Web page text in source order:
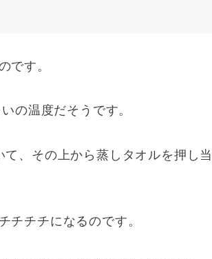
です。
の温度だそうです。
、その上から蒸しタオルを押し
チチチになるのです。